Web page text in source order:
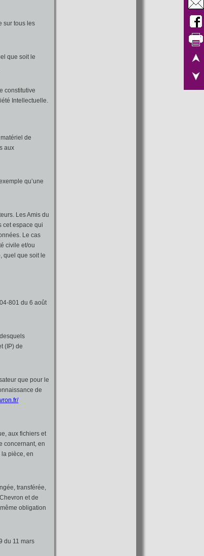
sur tous les
que soit le
constitutive
Intellectuelle.
de
aux
qu’une
Les Amis du
cet espace qui
Le cas
civile et/ou
quel que soit le
801 du 6 août
(IP) de
que pour le
de
aux fichiers et
concernant, en
pièce, en
transférée,
et de
obligation
du 11 mars